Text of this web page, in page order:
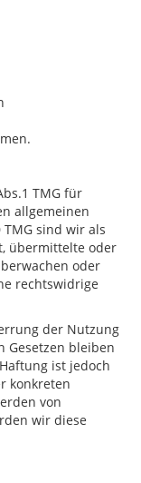
TMG für
allgemeinen
sind wir als
übermittelte oder
oder
rechtswidrige
der Nutzung
Gesetzen bleiben
ist jedoch
konkreten
von
wir diese